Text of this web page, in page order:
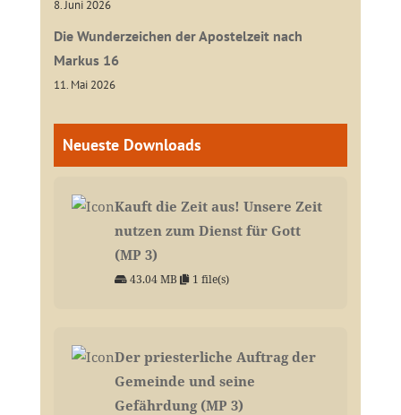
8. Juni 2026
Die Wunderzeichen der Apostelzeit nach
Markus 16
11. Mai 2026
Neueste Downloads
Kauft die Zeit aus! Unsere Zeit
nutzen zum Dienst für Gott
(MP 3)
43.04 MB 1 file(s)
Der priesterliche Auftrag der
Gemeinde und seine
Gefährdung (MP 3)